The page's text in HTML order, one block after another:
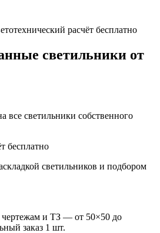
расчёт бесплатно
светильники от
все светильники собственного
бесплатно
светильников и подбором
и ТЗ — от 50×50 до
заказ 1 шт.